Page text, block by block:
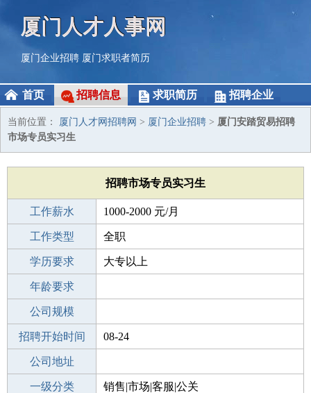
厦门人才人事网
厦门企业招聘 厦门求职者简历
首页 招聘信息 求职简历 招聘企业
当前位置： 厦门人才网招聘网 > 厦门企业招聘 > 厦门安踏贸易招聘
市场专员实习生
招聘市场专员实习生
工作薪水 1000-2000 元/月
招聘人数 2人
工作类型 全职
性别要求 -
学历要求 大专以上
工作经验
年龄要求
工作地点
公司规模
公司电话
招聘开始时间 08-24
招聘结束时间
公司地址
一级分类 销售|市场|客服|公关